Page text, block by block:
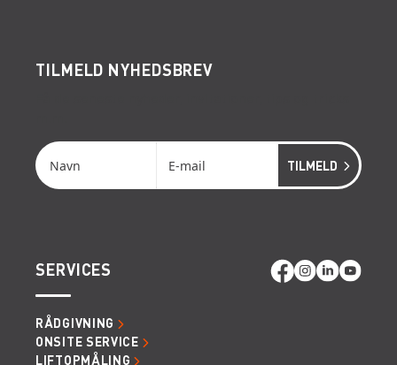
TILMELD NYHEDSBREV
SERVICES
RÅDGIVNING
ONSITE SERVICE
LIFTOPMÅLING